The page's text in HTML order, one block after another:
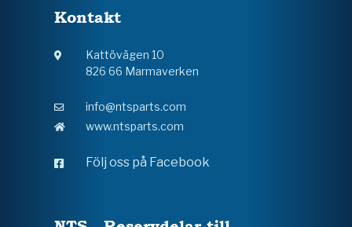
Kontakt
Kattövägen 10
826 66 Marmaverken
info@ntsparts.com
www.ntsparts.com
Följ oss på Facebook